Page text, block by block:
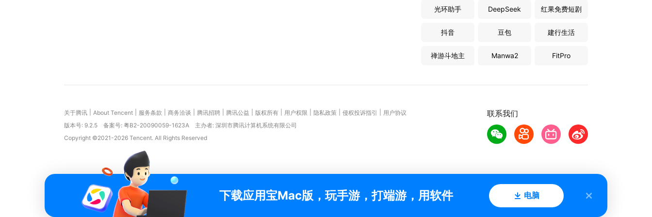
光环助手 DeepSeek 红果免费短剧
抖音 豆包 建行生活
禅游斗地主 Manwa2 FitPro
联系我们
关于腾讯 About Tencent 服务条款 商务洽谈 腾讯招聘 腾讯公益 版权所有 用户权限 隐私政策 侵权投诉指引
用户协议
版本号: 9.2.5 备案号: 粤B2-20090059-1623A
主办者: 深圳市腾讯计算机系统有限公司
Copyright ©2021-2026 Tencent. All Rights Reserved
下载应用宝Mac版，玩手游，打端游，用软件 电脑